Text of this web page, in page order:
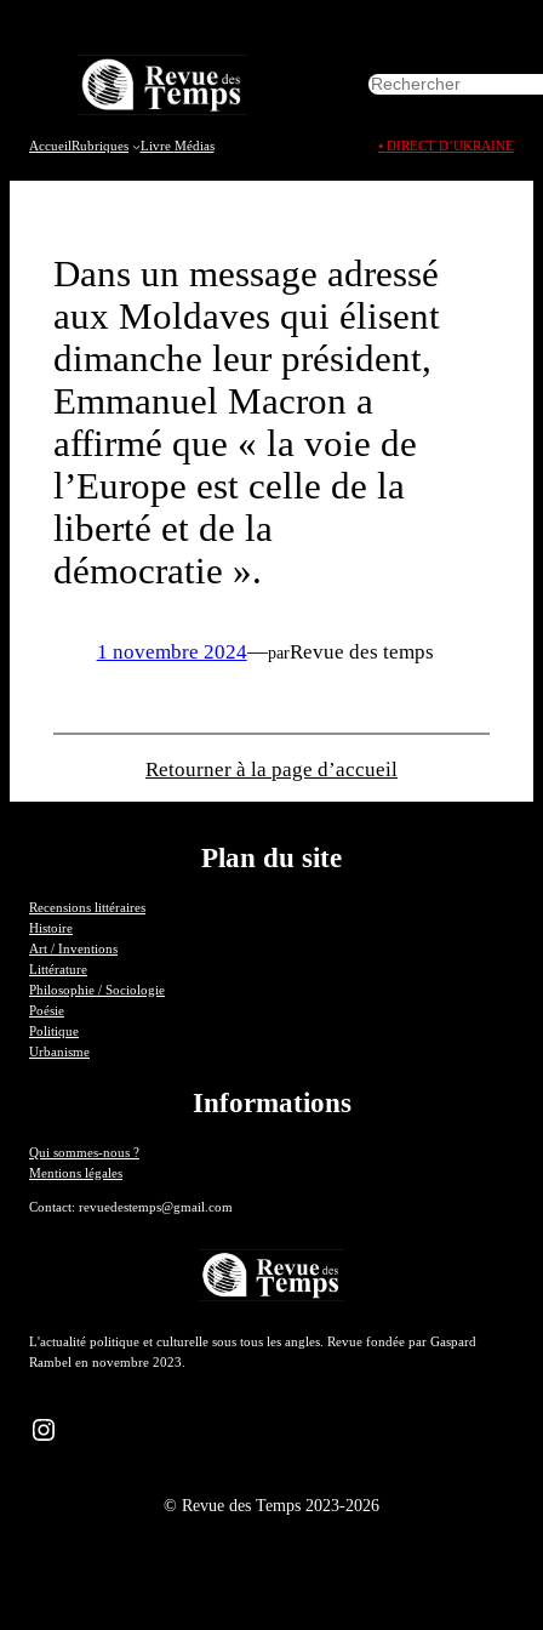
R
r
AccueilRubriques Livre Médias • DIRECT D’UKRAINE
Dans un message adressé
aux Moldaves qui élisent
dimanche leur président,
Emmanuel Macron a
affirmé que « la voie de
l’Europe est celle de la
liberté et de la
démocratie ».
1 novembre 2024—parRevue des temps
Retourner à la page d’accueil
Plan du site
Recensions littéraires
Histoire
Art / Inventions
Littérature
Philosophie / Sociologie
Poésie
Politique
Urbanisme
Informations
Qui sommes-nous ?
Mentions légales
Contact: revuedestemps@gmail.com
L'actualité politique et culturelle sous tous les angles. Revue fondée par Gaspard
Rambel en novembre 2023.
Instagram
© Revue des Temps 2023-2026